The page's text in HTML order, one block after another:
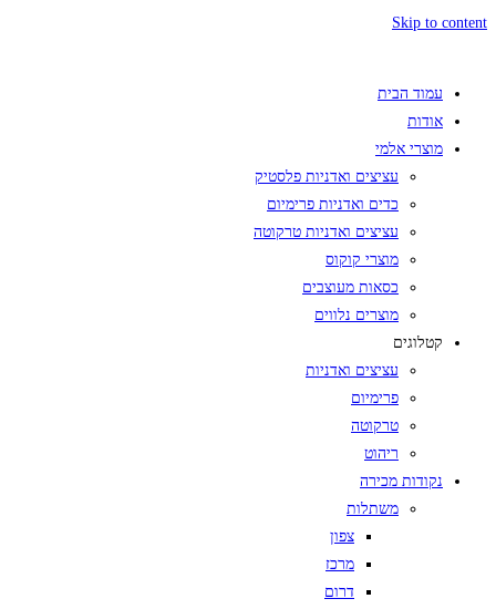
Skip to content
עמוד הבית
אודות
מוצרי אלמי
עציצים ואדניות פלסטיק
כדים ואדניות פרימיום
עציצים ואדניות טרקוטה
מוצרי קוקוס
כסאות מעוצבים
מוצרים נלווים
קטלוגים
עציצים ואדניות
פרימיום
טרקוטה
ריהוט
נקודות מכירה
משתלות
צפון
מרכז
דרום